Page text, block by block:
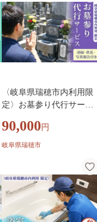
〈岐阜県瑞穂市内利用限
定〉お墓参り代行サービ
告付き）| 墓参り お墓掃除
代行 サービス 地域密着 墓
90,000 円
岐阜県瑞穂市